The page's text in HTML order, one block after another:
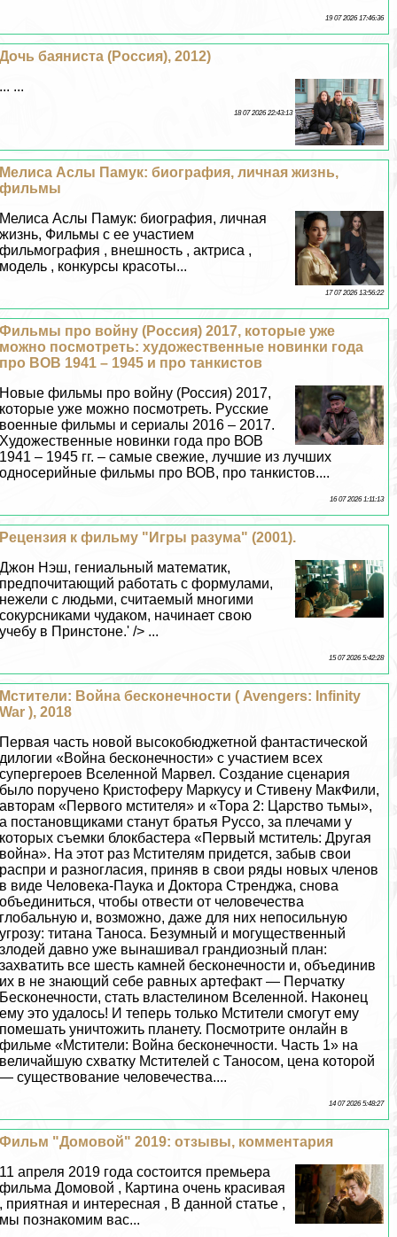
19 07 2026 17:46:36
Дочь баяниста (Россия), 2012)
... ...
18 07 2026 22:43:13
Мелиса Аслы Памук: биография, личная жизнь,
фильмы
Мелиса Аслы Памук: биография, личная
жизнь, Фильмы с ее участием
фильмография , внешность , актриса ,
модель , конкурсы красоты...
17 07 2026 13:56:22
Фильмы про войну (Россия) 2017, которые уже
можно посмотреть: художественные новинки года
про ВОВ 1941 – 1945 и про танкистов
Новые фильмы про войну (Россия) 2017,
которые уже можно посмотреть. Русские
военные фильмы и сериалы 2016 – 2017.
Художественные новинки года про ВОВ
1941 – 1945 гг. – самые свежие, лучшие из лучших
односерийные фильмы про ВОВ, про танкистов....
16 07 2026 1:11:13
Рецензия к фильму "Игры разума" (2001).
Джон Нэш, гениальный математик,
предпочитающий работать с формулами,
нежели с людьми, считаемый многими
сокурсниками чудаком, начинает свою
учебу в Принстоне.' /> ...
15 07 2026 5:42:28
Мстители: Война бесконечности ( Avengers: Infinity
War ), 2018
Первая часть новой высокобюджетной фантастической
дилогии «Война бесконечности» с участием всех
супергероев Вселенной Марвел. Создание сценария
было поручено Кристоферу Маркусу и Стивену МакФили,
авторам «Первого мстителя» и «Тора 2: Царство тьмы»,
а постановщиками станут братья Руссо, за плечами у
которых съемки блокбастера «Первый мститель: Другая
война». На этот раз Мстителям придется, забыв свои
распри и разногласия, приняв в свои ряды новых члeнов
в виде Человека-Паука и Доктора Стренджа, снова
объединиться, чтобы отвести от человечества
глобальную и, возможно, даже для них непосильную
угрозу: титана Таноса. Безумный и могущественный
злодей давно уже вынашивал грандиозный план:
захватить все шесть камней бесконечности и, объединив
их в не знающий себе равных артефакт — Перчатку
Бесконечности, стать властелином Вселенной. Наконец
ему это удалось! И теперь только Мстители смогут ему
помешать уничтожить планету. Посмотрите онлайн в
фильме «Мстители: Война бесконечности. Часть 1» на
величайшую схватку Мстителей с Таносом, цена которой
— существование человечества....
14 07 2026 5:48:27
Фильм "Домовой" 2019: отзывы, комментария
11 апреля 2019 года состоится премьера
фильма Домовой , Картина очень красивая
, приятная и интересная , В данной статье ,
мы познакомим вас...